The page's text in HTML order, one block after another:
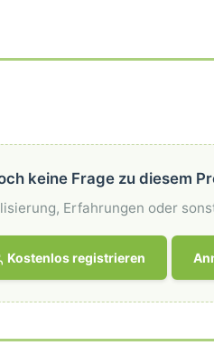
keine Frage zu diesem
Erfahrungen oder
Kostenlos registrieren